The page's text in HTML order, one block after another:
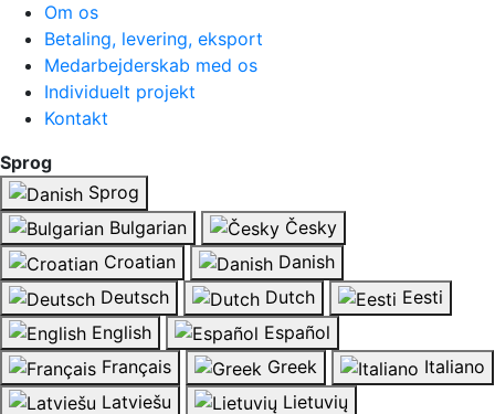
Om os
Betaling, levering, eksport
Medarbejderskab med os
Individuelt projekt
Kontakt
Sprog
Sprog
Bulgarian
Česky
Croatian
Danish
Deutsch
Dutch
Eesti
English
Español
Français
Greek
Italiano
Latviešu
Lietuvių